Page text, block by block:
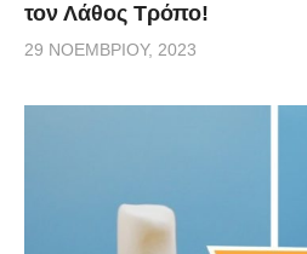
τον Λάθος Τρόπο!
29 ΝΟΕΜΒΡΊΟΥ, 2023